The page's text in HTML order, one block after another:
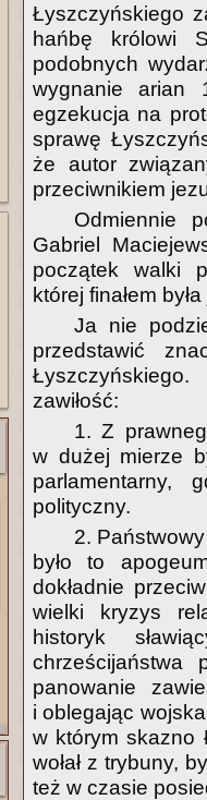
Łyszczyńskiego
hańbę królowi
podobnych
wygnanie arian
egzekucja na
sprawę
że autor
przeciwnikiem
Odmiennie
Gabriel
początek walki
której finałem
Ja nie
przedstawić
zawiłość:
1. Z
w dużej mierze
parlamentarny,
polityczny.
2.
było to
dokładnie
wielki kryzys
historyk
chrześcijaństwa
panowanie
i oblegając
w którym skazno
wołał z trybuny,
też w czasie